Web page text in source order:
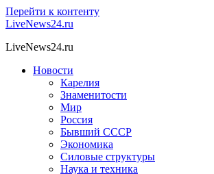
Перейти к контенту
LiveNews24.ru
LiveNews24.ru
Новости
Карелия
Знаменитости
Мир
Россия
Бывший СССР
Экономика
Силовые структуры
Наука и техника